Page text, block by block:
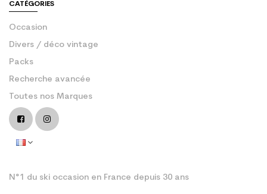
CATÉGORIES
Occasion
Divers / déco vintage
Packs
Recherche avancée
Toutes nos Marques
N°1 du ski occasion en France depuis 30 ans